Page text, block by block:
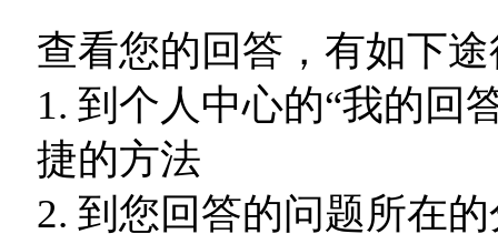
查看您的回答，有如下
1. 到个人中心的“我的回
捷的方法
2. 到您回答的问题所在